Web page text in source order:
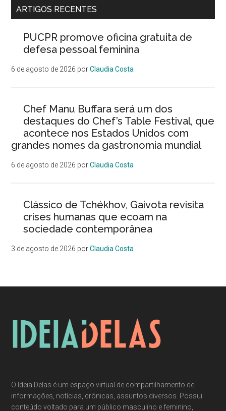
ARTIGOS RECENTES
PUCPR promove oficina gratuita de
defesa pessoal feminina
6 de agosto de 2026 porClaudia Costa
Chef Manu Buffara será um dos
destaques do Chef’s Table Festival, que
acontece nos Estados Unidos com
grandes nomes da gastronomia mundial
6 de agosto de 2026 porClaudia Costa
Clássico de Tchékhov, Gaivota revisita
crises humanas que ecoam na
sociedade contemporânea
3 de agosto de 2026 porClaudia Costa
O Ideia Delas é um espaço virtual de compartilhamento de
informações, notícias, crônicas, assuntos diversos. Possui
conteúdo voltado para um público masculino e feminino,